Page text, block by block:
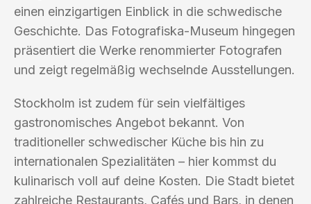
einen einzigartigen Einblick in die schwedische
Geschichte. Das Fotografiska-Museum hingegen
präsentiert die Werke renommierter Fotografen
und zeigt regelmäßig wechselnde Ausstellungen.
Stockholm ist zudem für sein vielfältiges
gastronomisches Angebot bekannt. Von
traditioneller schwedischer Küche bis hin zu
internationalen Spezialitäten – hier kommst du
kulinarisch voll auf deine Kosten. Die Stadt bietet
zahlreiche Restaurants, Cafés und Bars, in denen